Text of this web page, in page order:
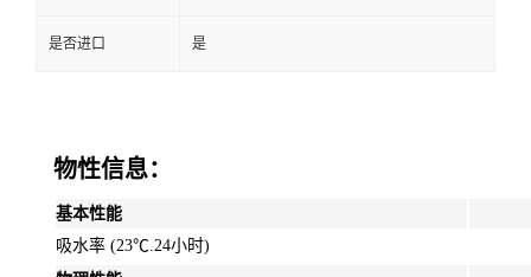
是否进口 是
物性信息：
基本性能
吸水率 (23℃.24小时)